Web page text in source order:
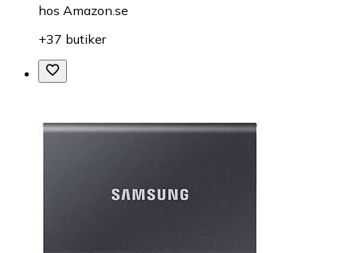
hos Amazon.se
+37 butiker